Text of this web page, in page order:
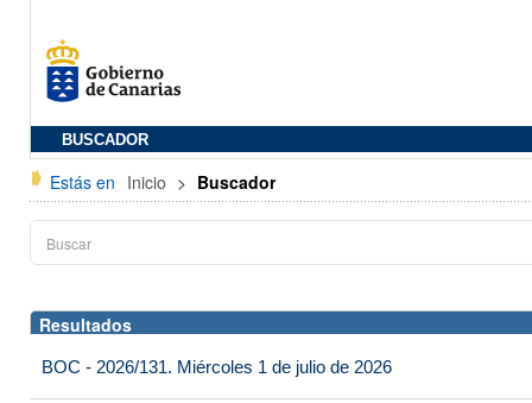
BUSCADOR
Estás en Inicio > Buscador
Resultados
BOC - 2026/131. Miércoles 1 de julio de 2026